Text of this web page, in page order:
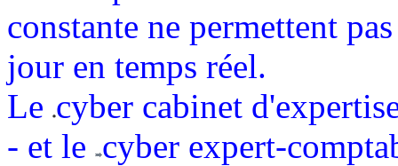
constante ne permettent
jour en temps réel.
Le cyber cabinet
- et le cyber expert-